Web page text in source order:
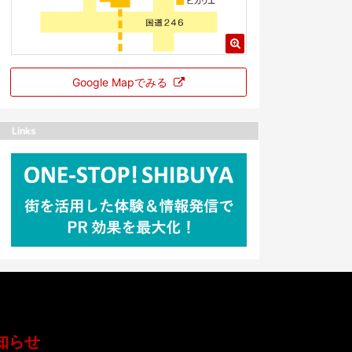
Google Mapでみる
Links
らせ